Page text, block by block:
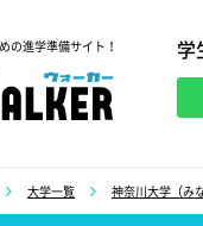
の進学準備サイト！ 学
大学一覧 神奈川大学（み